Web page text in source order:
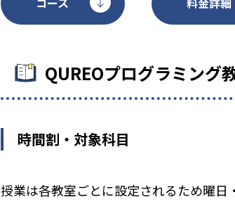
QUREOプログラミング
時間割・対象科目
授業は各教室ごとに設定されるため曜日